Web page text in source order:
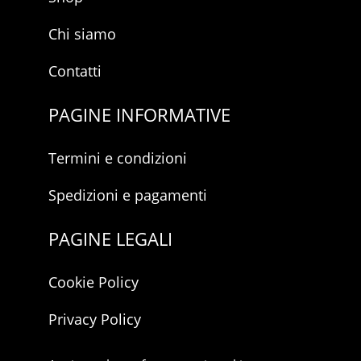
Chi siamo
Contatti
PAGINE INFORMATIVE
Termini e condizioni
Spedizioni e pagamenti
PAGINE LEGALI
Cookie Policy
Privacy Policy